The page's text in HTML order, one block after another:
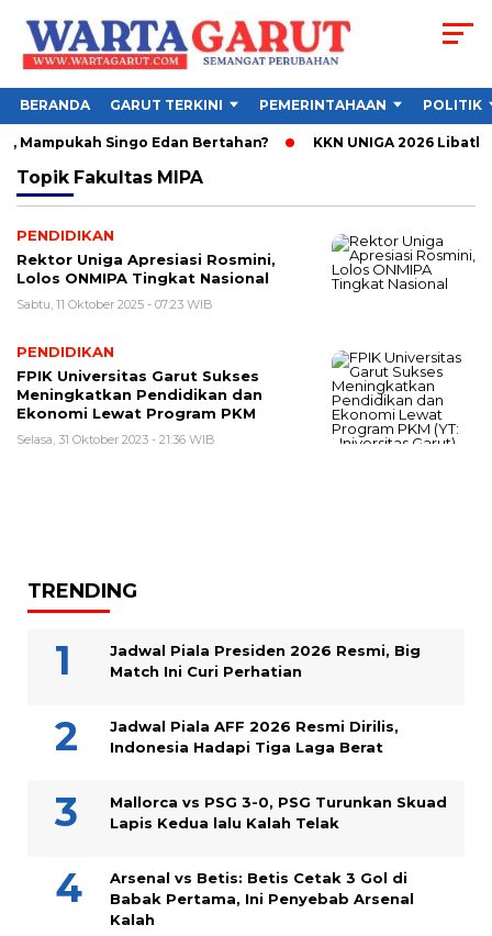
BERANDA GARUT TERKINI PEMERINTAHAAN POLITIK
Mampukah Singo Edan Bertahan? KKN UNIGA 2026
Topik Fakultas MIPA
PENDIDIKAN
Rektor Uniga Apresiasi Rosmini,
Lolos ONMIPA Tingkat Nasional
Sabtu, 11 Oktober 2025 - 07:23 WIB
PENDIDIKAN
FPIK Universitas Garut Sukses
Meningkatkan Pendidikan dan
Ekonomi Lewat Program PKM
Selasa, 31 Oktober 2023 - 21:36 WIB
TRENDING
Jadwal Piala Presiden 2026 Resmi, Big
Match Ini Curi Perhatian
Jadwal Piala AFF 2026 Resmi Dirilis,
Indonesia Hadapi Tiga Laga Berat
Mallorca vs PSG 3-0, PSG Turunkan Skuad
Lapis Kedua lalu Kalah Telak
Arsenal vs Betis: Betis Cetak 3 Gol di
Babak Pertama, Ini Penyebab Arsenal
Kalah